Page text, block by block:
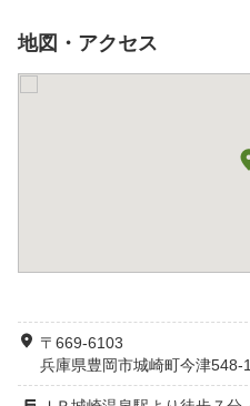
地図・アクセス
〒669-6103
兵庫県豊岡市城崎町今津548-1